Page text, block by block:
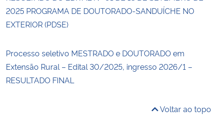
2025 PROGRAMA DE DOUTORADO-SANDUÍCHE NO
EXTERIOR (PDSE)
Processo seletivo MESTRADO e DOUTORADO em
Extensão Rural – Edital 30/2025, ingresso 2026/1 –
RESULTADO FINAL
Voltar ao topo